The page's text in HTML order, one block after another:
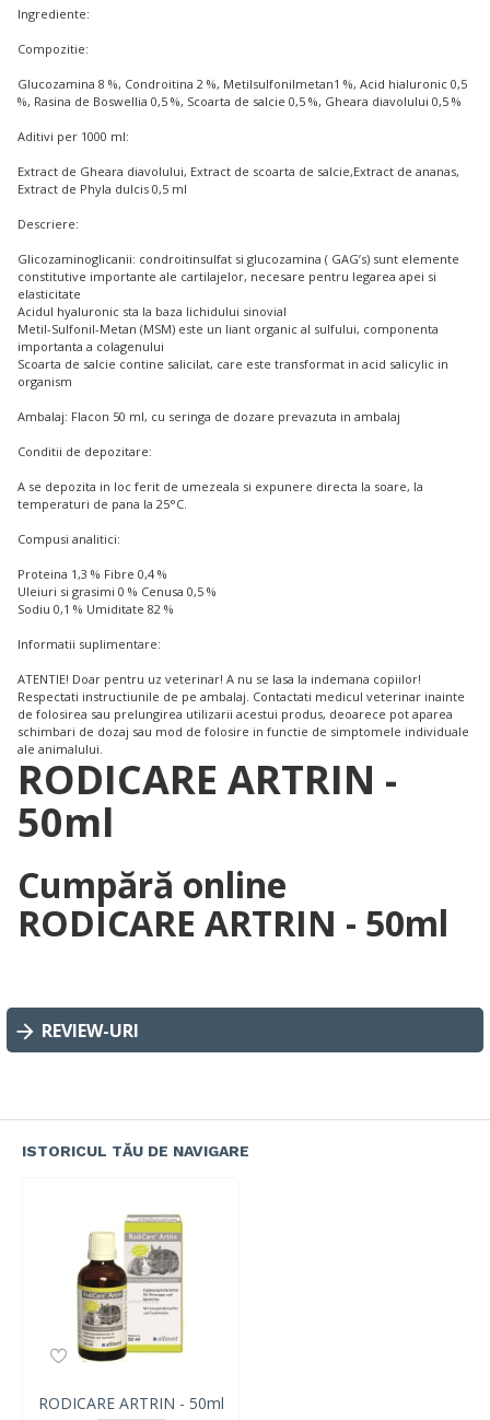
Ingrediente:
Compozitie:
Glucozamina 8 %, Condroitina 2 %, Metilsulfonilmetan1 %, Acid hialuronic 0,5
%, Rasina de Boswellia 0,5 %, Scoarta de salcie 0,5 %, Gheara diavolului 0,5 %
Aditivi per 1000 ml:
Extract de Gheara diavolului, Extract de scoarta de salcie,Extract de ananas,
Extract de Phyla dulcis 0,5 ml
Descriere:
Glicozaminoglicanii: condroitinsulfat si glucozamina ( GAG’s) sunt elemente
constitutive importante ale cartilajelor, necesare pentru legarea apei si
elasticitate
Acidul hyaluronic sta la baza lichidului sinovial
Metil-Sulfonil-Metan (MSM) este un liant organic al sulfului, componenta
importanta a colagenului
Scoarta de salcie contine salicilat, care este transformat in acid salicylic in
organism
Ambalaj: Flacon 50 ml, cu seringa de dozare prevazuta in ambalaj
Conditii de depozitare:
A se depozita in loc ferit de umezeala si expunere directa la soare, la
temperaturi de pana la 25°C.
Compusi analitici:
Proteina 1,3 % Fibre 0,4 %
Uleiuri si grasimi 0 % Cenusa 0,5 %
Sodiu 0,1 % Umiditate 82 %
Informatii suplimentare:
ATENTIE! Doar pentru uz veterinar! A nu se lasa la indemana copiilor!
Respectati instructiunile de pe ambalaj. Contactati medicul veterinar inainte
de folosirea sau prelungirea utilizarii acestui produs, deoarece pot aparea
schimbari de dozaj sau mod de folosire in functie de simptomele individuale
ale animalului.
RODICARE ARTRIN -
50ml
Cumpără online
RODICARE ARTRIN - 50ml
REVIEW-URI
ISTORICUL TĂU DE NAVIGARE
RODICARE ARTRIN - 50ml